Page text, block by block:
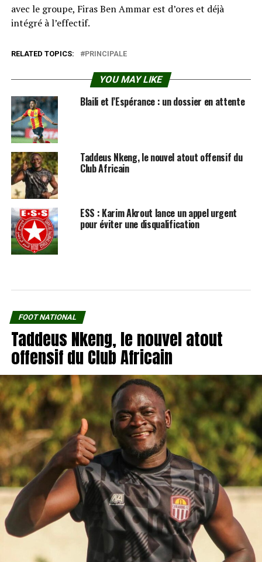
avec le groupe, Firas Ben Ammar est d’ores et déjà
intégré à l’effectif.
RELATED TOPICS: PRINCIPALE
YOU MAY LIKE
Blaili et l’Espérance : un dossier en attente
Taddeus Nkeng, le nouvel atout offensif du
Club Africain
ESS : Karim Akrout lance un appel urgent
pour éviter une disqualification
FOOT NATIONAL
Taddeus Nkeng, le nouvel atout
offensif du Club Africain